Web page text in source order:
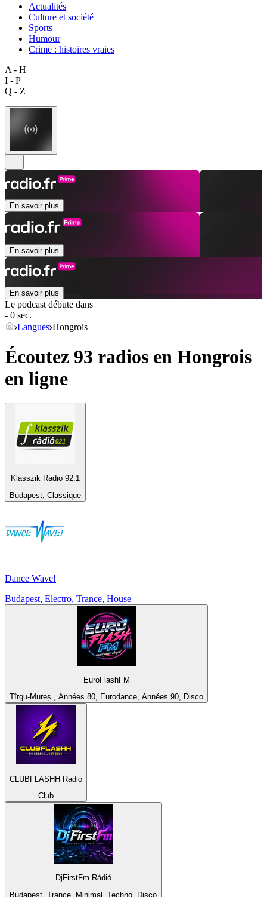
Actualités
Culture et société
Sports
Humour
Crime : histoires vraies
A - H
I - P
Q - Z
En savoir plus
En savoir plus
En savoir plus
Le podcast débute dans
- 0 sec.
Langues Hongrois
Écoutez 93 radios en Hongrois
en ligne
Klasszik Radio 92.1
Budapest, Classique
Dance Wave!
Budapest, Electro, Trance, House
EuroFlashFM
Tîrgu-Mureș , Années 80, Eurodance, Années 90, Disco
CLUBFLASHH Radio
Club
DjFirstFm Rádió
Budapest, Trance, Minimal, Techno, Disco